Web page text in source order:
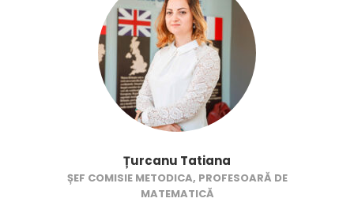
Țurcanu Tatiana
ȘEF COMISIE METODICA, PROFESOARĂ DE
MATEMATICĂ